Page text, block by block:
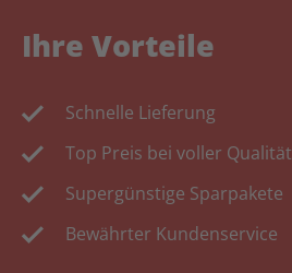
Ihre Vorteile
Schnelle Lieferung
Top Preis bei voller Qualität
Supergünstige Sparpakete
Bewährter Kundenservice